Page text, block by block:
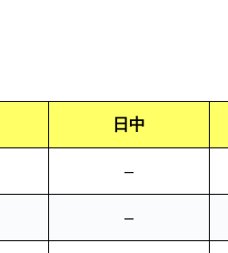
日中
–
–